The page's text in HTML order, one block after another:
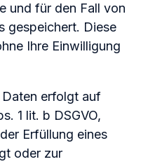
und für den Fall von
gespeichert. Diese
Ihre Einwilligung
Daten erfolgt auf
1 lit. b DSGVO,
Erfüllung eines
oder zur